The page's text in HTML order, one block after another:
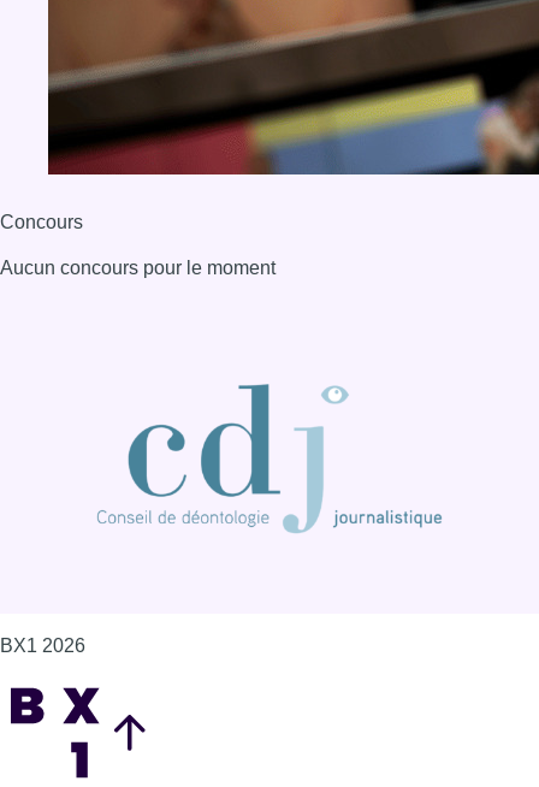
Concours
Aucun concours pour le moment
BX1 2026